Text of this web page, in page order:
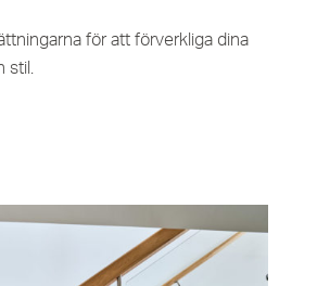
för att förverkliga dina
stil.